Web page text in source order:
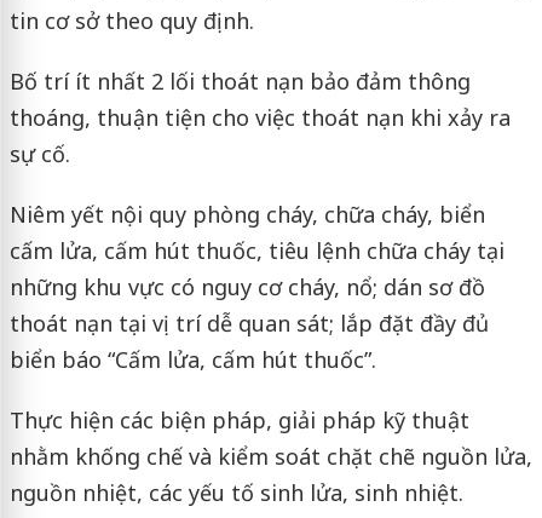
tin cơ sở theo quy định.
Bố trí ít nhất 2 lối thoát nạn bảo đảm thông
thoáng, thuận tiện cho việc thoát nạn khi xảy ra
sự cố.
Niêm yết nội quy phòng cháy, chữa cháy, biển
cấm lửa, cấm hút thuốc, tiêu lệnh chữa cháy tại
những khu vực có nguy cơ cháy, nổ; dán sơ đồ
thoát nạn tại vị trí dễ quan sát; lắp đặt đầy đủ
biển báo “Cấm lửa, cấm hút thuốc”.
Thực hiện các biện pháp, giải pháp kỹ thuật
nhằm khống chế và kiểm soát chặt chẽ nguồn lửa,
nguồn nhiệt, các yếu tố sinh lửa, sinh nhiệt.